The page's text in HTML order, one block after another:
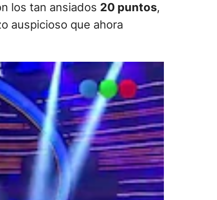
los tan ansiados 20 puntos,
auspicioso que ahora